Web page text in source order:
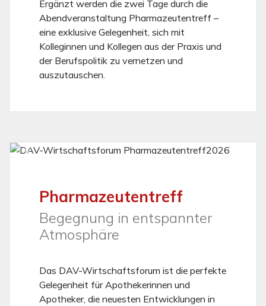
Ergänzt werden die zwei Tage durch die
Abendveranstaltung Pharmazeutentreff –
eine exklusive Gelegenheit, sich mit
Kolleginnen und Kollegen aus der Praxis und
der Berufspolitik zu vernetzen und
auszutauschen.
Vorheriges
Pharmazeutentreff
Begegnung in entspannter
Atmosphäre
Das DAV-Wirtschaftsforum ist die perfekte
Gelegenheit für Apothekerinnen und
Apotheker, die neuesten Entwicklungen in